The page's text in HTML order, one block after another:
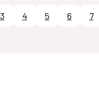
3 4 5 6 7